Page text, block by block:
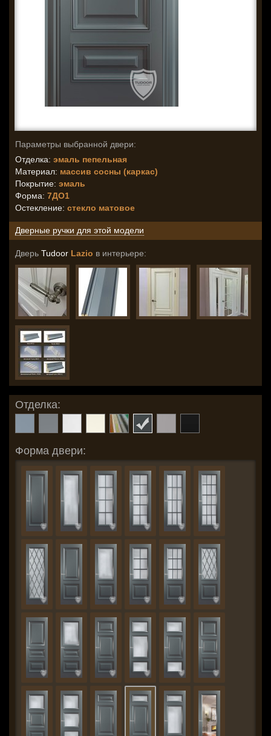
Параметры выбранной двери:
Отделка: эмаль пепельная
Материал: массив сосны (каркас)
Покрытие: эмаль
Форма: 7ДО1
Остекление: стекло матовое
Дверные ручки для этой модели
Дверь Tudoor Lazio в интерьере:
Отделка:
Форма двери: